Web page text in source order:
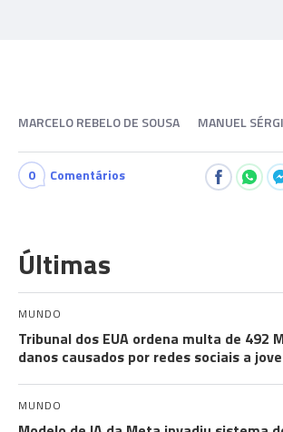
MARCELO REBELO DE SOUSA MANUEL
0 Comentários
Últimas
MUNDO
Tribunal dos EUA ordena multa de 492
danos causados por redes sociais a
MUNDO